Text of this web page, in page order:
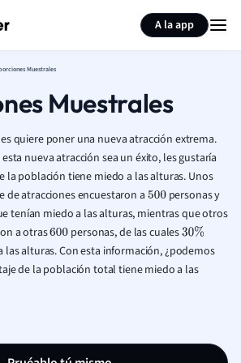
A la app
Muestrales
Muestrales
quiere poner una nueva atracción extrema.
nueva atracción sea un éxito, les gustaría
la población tiene miedo a las alturas. Unos
de atracciones encuestaron a 500personas y
tenían miedo a las alturas, mientras que otros
a otras600 personas, de las cuales30%
alturas. Con esta información, ¿podemos
de la población total tiene miedo a las
Resumir página